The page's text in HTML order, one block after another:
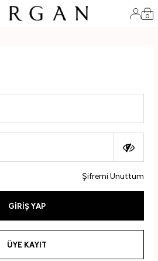
0
Şifremi Unuttum
GIRIŞ YAP
ÜYE KAYIT